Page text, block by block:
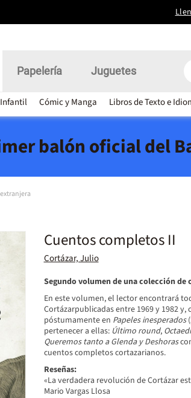
Infantil Cómic y Manga Libros de Texto e
Papelería Juguetes
balón oficial del
Cuentos completos II
Cortázar, Julio
Segundo volumen de una colección
En este volumen, el lector encontrará
Cortázarpublicadas entre 1969 y 1982
póstumamente en Papeles inesperados
pertenecer a ellas: Último round,
Queremos tanto a Glenda y Deshoras
cuentos completos cortazarianos.
Reseñas:
«La verdadera revolución de Cortázar
Mario Vargas Llosa